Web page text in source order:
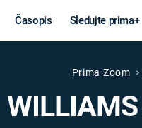
Časopis Sledujte prima+
Věda a
technika
Prima Zoom